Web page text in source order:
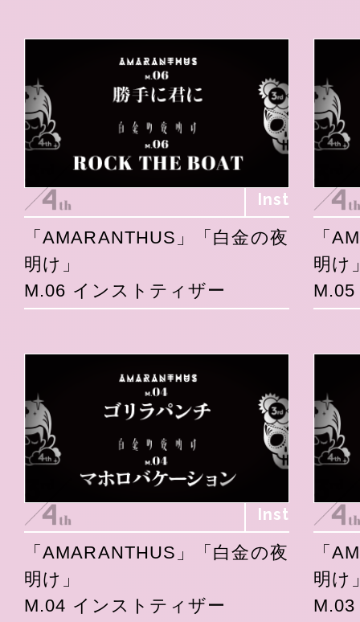
Inst
「AMARANTHUS」「白金の夜
明け」
M.06 インストティザー
「
明け
Inst
「AMARANTHUS」「白金の夜
明け」
M.04 インストティザー
「
明け